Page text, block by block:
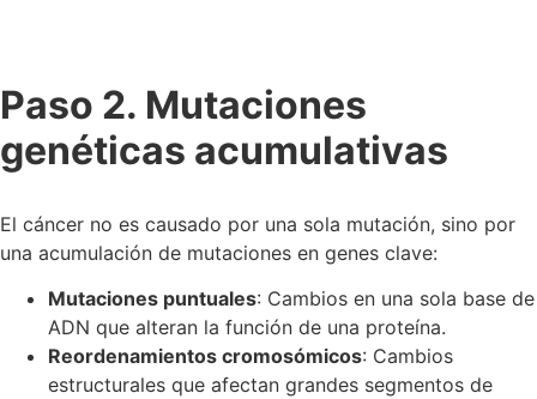
Paso 2. Mutaciones
genéticas acumulativas
El cáncer no es causado por una sola mutación, sino por
una acumulación de mutaciones en genes clave:
Mutaciones puntuales: Cambios en una sola base de
ADN que alteran la función de una proteína.
Reordenamientos cromosómicos: Cambios
estructurales que afectan grandes segmentos de